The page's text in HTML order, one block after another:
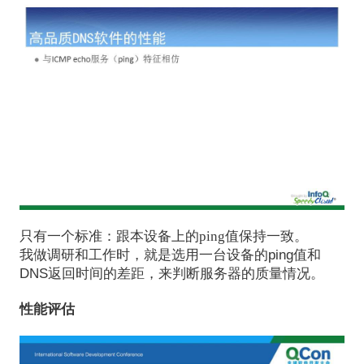
只有一个标准：跟本设备上的ping值保持一致。
我做调研和工作时，就是选用一台设备的ping值和
DNS返回时间的差距，来判断服务器的质量情况。
性能评估